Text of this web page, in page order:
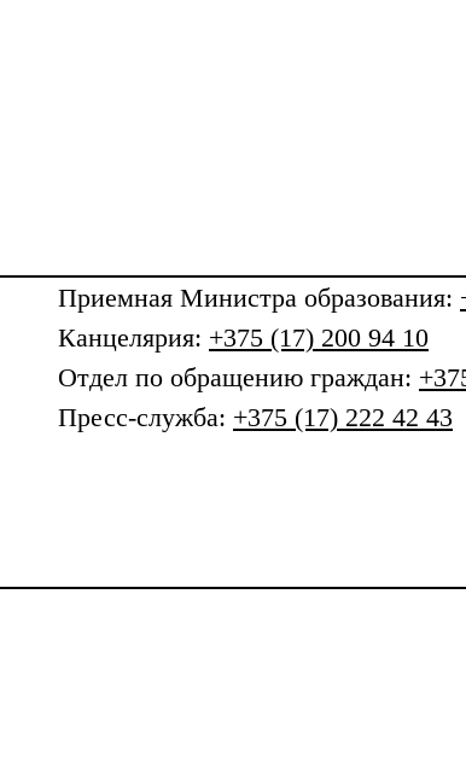
Приемная Министра образования:
Канцелярия: +375 (17) 200 94 10
Отдел по обращению граждан:
Пресс-служба: +375 (17) 222 42 43